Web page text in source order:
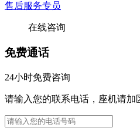
售后服务专员
在线咨询
免费通话
24小时免费咨询
请输入您的联系电话，座机请加